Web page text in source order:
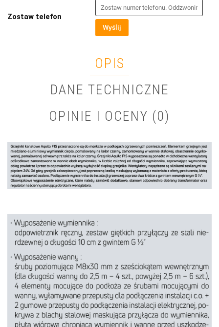
Zostaw telefon
Wyślij
OPIS
DANE TECHNICZNE
OPINIE I OCENY (0)